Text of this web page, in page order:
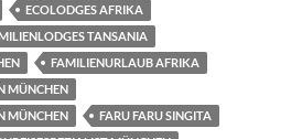
ECOLODGES AFRIKA
TANSANIA
FAMILIENURLAUB AFRIKA
MÜNCHEN
MÜNCHEN
FARU FARU SINGITA